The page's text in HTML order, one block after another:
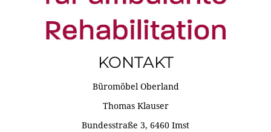
KONTAKT
Büromöbel Oberland
Thomas Klauser
Bundesstraße 3, 6460 Imst